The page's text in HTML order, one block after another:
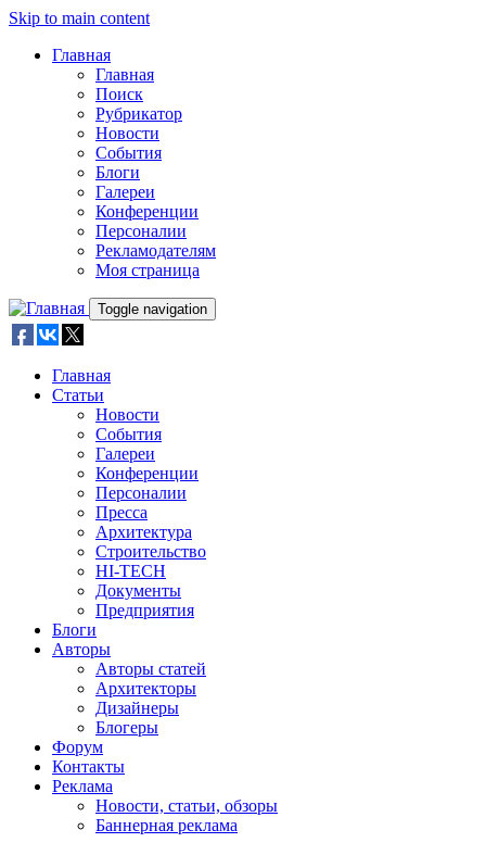
Skip to main content
Главная
Главная
Поиск
Рубрикатор
Новости
События
Блоги
Галереи
Конференции
Персоналии
Рекламодателям
Моя страница
Toggle navigation
Главная
Статьи
Новости
События
Галереи
Конференции
Персоналии
Пресса
Архитектура
Строительство
HI-TECH
Документы
Предприятия
Блоги
Авторы
Авторы статей
Архитекторы
Дизайнеры
Блогеры
Форум
Контакты
Реклама
Новости, статьи, обзоры
Баннерная реклама